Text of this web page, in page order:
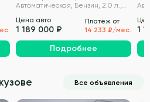
Автоматическая, Бензин, 2.0 л.,
Цена авто
1 189 000 ₽
Платёж от
14 233 ₽/мес.
Подробнее
1
Все объявления